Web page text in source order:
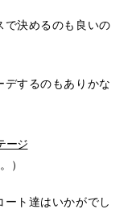
で決めるのも良いの
デするのもありかな
ージ
）
ト達はいかがでし